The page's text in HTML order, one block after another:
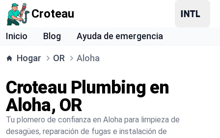
Croteau
Inicio Blog Ayuda de emergencia
Hogar OR Aloha
Croteau Plumbing en
Aloha, OR
Tu plomero de confianza en Aloha para limpieza de
desagües, reparación de fugas e instalación de